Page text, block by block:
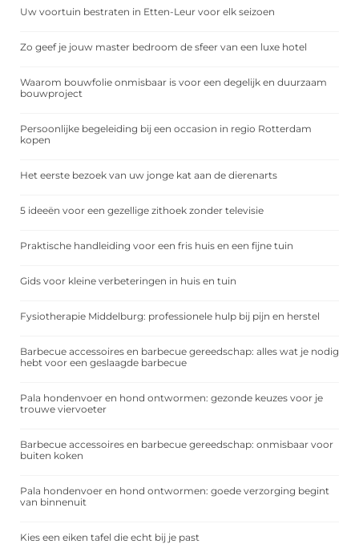
Uw voortuin bestraten in Etten-Leur voor elk seizoen
Zo geef je jouw master bedroom de sfeer van een luxe hotel
Waarom bouwfolie onmisbaar is voor een degelijk en duurzaam
bouwproject
Persoonlijke begeleiding bij een occasion in regio Rotterdam
kopen
Het eerste bezoek van uw jonge kat aan de dierenarts
5 ideeën voor een gezellige zithoek zonder televisie
Praktische handleiding voor een fris huis en een fijne tuin
Gids voor kleine verbeteringen in huis en tuin
Fysiotherapie Middelburg: professionele hulp bij pijn en herstel
Barbecue accessoires en barbecue gereedschap: alles wat je nodig
hebt voor een geslaagde barbecue
Pala hondenvoer en hond ontwormen: gezonde keuzes voor je
trouwe viervoeter
Barbecue accessoires en barbecue gereedschap: onmisbaar voor
buiten koken
Pala hondenvoer en hond ontwormen: goede verzorging begint
van binnenuit
Kies een eiken tafel die echt bij je past